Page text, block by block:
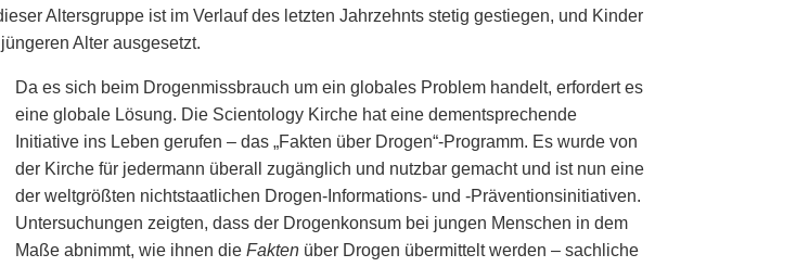
Altersgruppe ist im Verlauf des letzten Jahrzehnts stetig gestiegen, und Kinder
Alter ausgesetzt.
Da es sich beim Drogenmissbrauch um ein globales Problem handelt, erfordert es
eine globale Lösung. Die Scientology Kirche hat eine dementsprechende
Initiative ins Leben gerufen – das „Fakten über Drogen“-Programm. Es wurde von
der Kirche für jedermann überall zugänglich und nutzbar gemacht und ist nun eine
der weltgrößten nichtstaatlichen Drogen-Informations- und -Präventionsinitiativen.
Untersuchungen zeigten, dass der Drogenkonsum bei jungen Menschen in dem
Maße abnimmt, wie ihnen die Fakten über Drogen übermittelt werden – sachliche